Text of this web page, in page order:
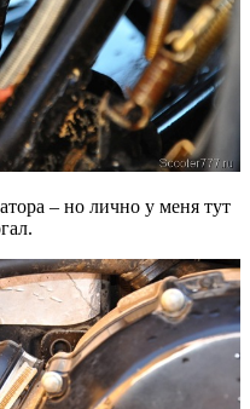
– но лично у меня тут